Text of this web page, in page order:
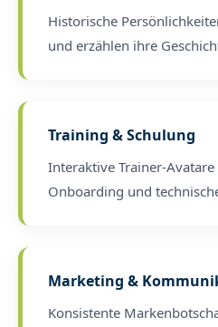
Historische
und erzählen ihre
Training & Schulung
Interaktive Trainer-
Onboarding und
Marketing &
Konsistente